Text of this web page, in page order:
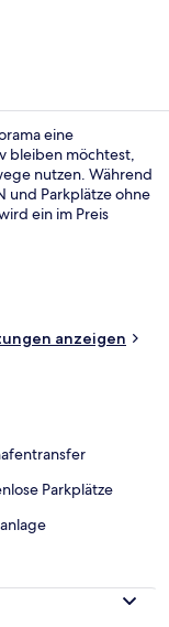
eine
bleiben möchtest,
nutzen. Während
und Parkplätze ohne
ein im Preis
anzeigen
Parkplätze